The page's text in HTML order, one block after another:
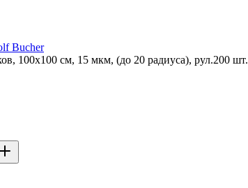
Bucher
100х100 см, 15 мкм, (до 20 радиуса), рул.200 шт.